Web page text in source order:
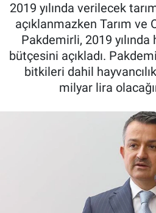
2019 yılında verilecek
açıklanmazken Tarım ve
Pakdemirli, 2019 yılında
bütçesini açıkladı.
bitkileri dahil
milyar lira
TZOB
Tarım Kredi Kooperatifleri
Pankobirlik
Et fiyatları
Dünyada Tarım
Haber Arşivi